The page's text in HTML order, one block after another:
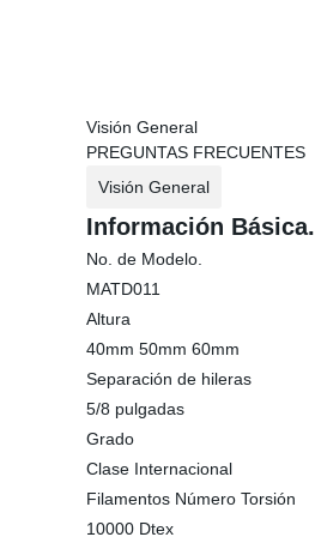
Visión General
PREGUNTAS FRECUENTES
Visión General
Información Básica.
No. de Modelo.
MATD011
Altura
40mm 50mm 60mm
Separación de hileras
5/8 pulgadas
Grado
Clase Internacional
Filamentos Número Torsión
10000 Dtex